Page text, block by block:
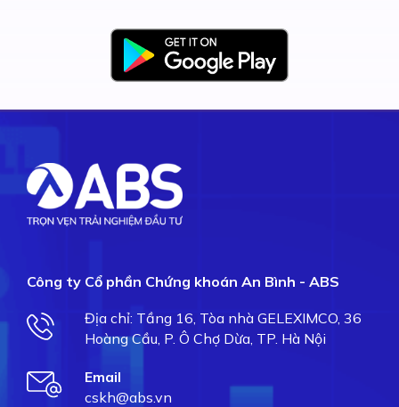
Công ty Cổ phần Chứng khoán An Bình - ABS
Địa chỉ: Tầng 16, Tòa nhà GELEXIMCO, 36
Hoàng Cầu, P. Ô Chợ Dừa, TP. Hà Nội
Email
cskh@abs.vn